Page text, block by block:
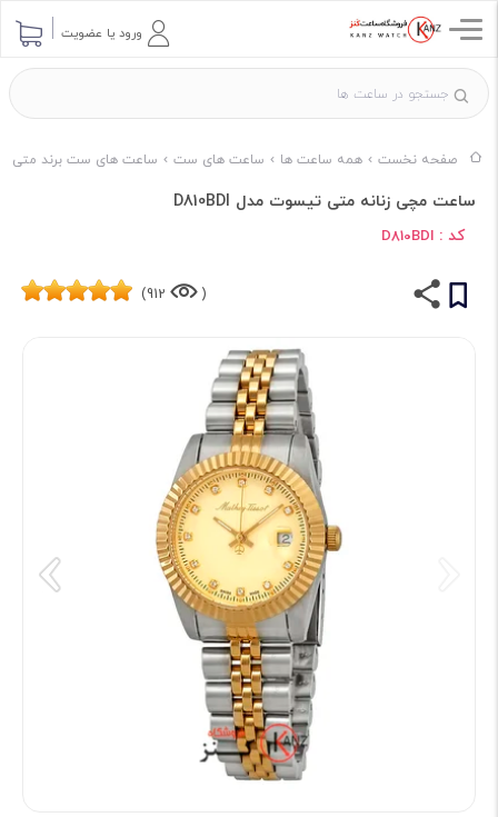
ورود یا عضویت
صفحه نخست همه ساعت ها ساعت های ست ساعت های ست برند متی
ساعت مچی زنانه متی تیسوت مدل D810BDI
کد : D810BDI
(
912)